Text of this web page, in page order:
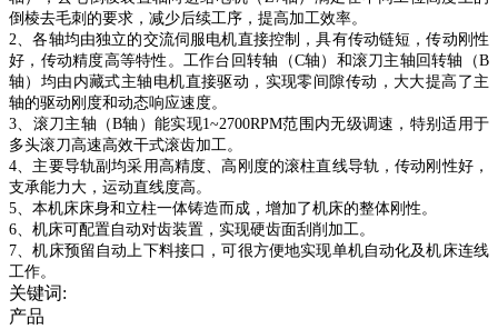
倒棱去毛刺的要求，减少后续工序，提高加工效率。
2、各轴均由独立的交流伺服电机直接控制，具有传动链短，传动刚性
好，传动精度高等特性。工作台回转轴（C轴）和滚刀主轴回转轴（B
轴）均由内藏式主轴电机直接驱动，实现零间隙传动，大大提高了主
轴的驱动刚度和动态响应速度。
3、滚刀主轴（B轴）能实现1~2700RPM范围内无级调速，特别适用于
多头滚刀高速高效干式滚齿加工。
4、主要导轨副均采用高精度、高刚度的滚柱直线导轨，传动刚性好，
支承能力大，运动直线度高。
5、本机床床身和立柱一体铸造而成，增加了机床的整体刚性。
6、机床可配置自动对齿装置，实现硬齿面刮削加工。
7、机床预留自动上下料接口，可很方便地实现单机自动化及机床连线
工作。
关键词:
产品